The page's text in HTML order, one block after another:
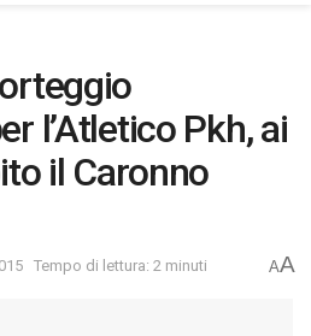
l’Atletico Pkh, ai
il Caronno
Tempo di lettura: 2 minuti AA